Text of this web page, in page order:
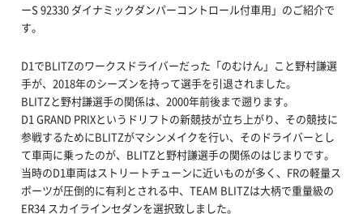
ーS 92330 ダイナミックダンパーコントロール付車用」のご紹介で
す。
D1でBLITZのワークスドライバーだった「のむけん」こと野村謙選
手が、2018年のシーズンを持って選手を引退されました。
BLITZと野村謙選手の関係は、2000年前後まで遡ります。
D1 GRAND PRIXというドリフトの新競技が立ち上がり、その競技に
参戦するためにBLITZがマシンメイクを行い、そのドライバーとし
て車両に乗ったのが、BLITZと野村謙選手の関係のはじまりです。
当時のD1車両はストリートチューンに近いものが多く、FRの軽量ス
ポーツが圧倒的に有利とされる中、TEAM BLITZは大柄で重量級の
ER34 スカイラインセダンを選択致しました。